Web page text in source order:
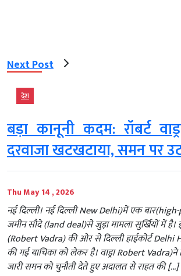
Next Post
देश
बड़ा कानूनी कदम: रॉबर्ट
दरवाजा खटखटाया, समन पर
Thu May 14 , 2026
नई दिल्ली। नई दिल्ली New Delhi)में एक
जमीन सौदे (land deal)से जुड़ा मामला सुर्खियों में है।
(Robert Vadra) की ओर से दिल्ली हाईकोर्ट
की गई याचिका को लेकर है। वाड्रा Robert Vadra)ने
जारी समन को चुनौती देते हुए अदालत से राहत की […]